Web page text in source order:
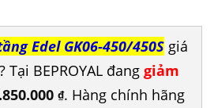
Edel GK06-450/450S giá
BEPROYAL đang giảm
₫. Hàng chính hãng